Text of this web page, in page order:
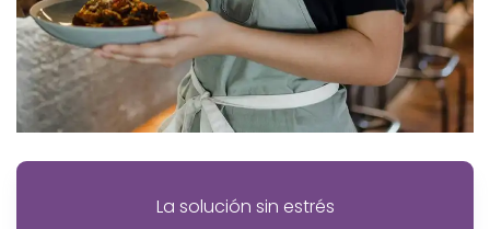
La solución sin estrés